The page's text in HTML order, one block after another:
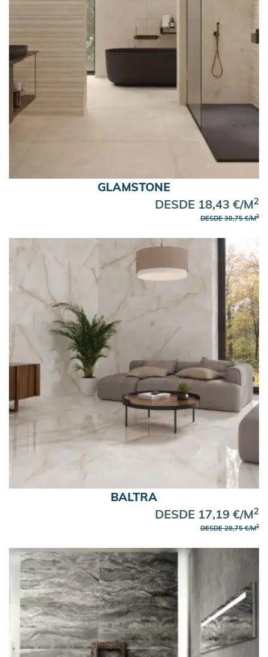
GLAMSTONE
DESDE 18,43 €/M2
DESDE 30,75 €/M2
BALTRA
DESDE 17,19 €/M2
DESDE 28,75 €/M2